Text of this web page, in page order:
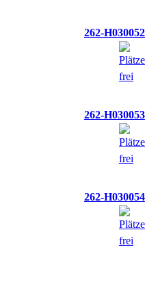
262-H030052
262-H030053
262-H030054